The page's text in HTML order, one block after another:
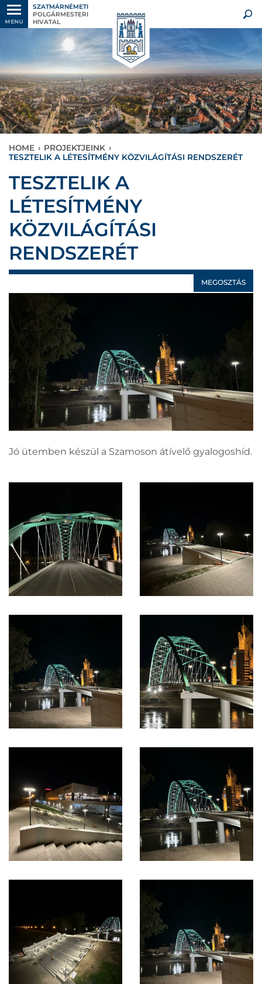
MENU
SZATMÁRNÉMETI
POLGÁRMESTERI
HIVATAL
HOME › PROJEKTJEINK ›
TESZTELIK A LÉTESÍTMÉNY KÖZVILÁGÍTÁSI RENDSZERÉT
TESZTELIK A
LÉTESÍTMÉNY
KÖZVILÁGÍTÁSI
RENDSZERÉT
MEGOSZTÁS
Jó ütemben készül a Szamoson átívelő gyalogoshíd.